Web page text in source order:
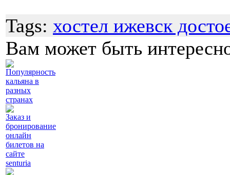
Tags: хостел ижевск
Вам может быть
Популярность
кальяна в
разных
странах
Заказ и
бронирование
онлайн
билетов на
сайте
senturia